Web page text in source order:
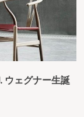
ウェグナー生誕